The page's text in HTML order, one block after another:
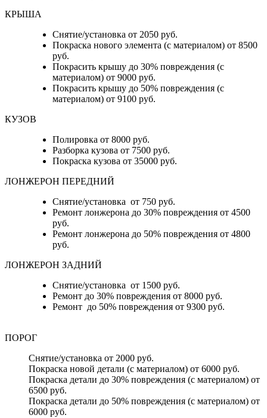
КРЫША
Снятие/установка от 2050 руб.
Покраска нового элемента (с материалом) от 8500
руб.
Покрасить крышу до 30% повреждения (с
материалом) от 9000 руб.
Покрасить крышу до 50% повреждения (с
материалом) от 9100 руб.
КУЗОВ
Полировка от 8000 руб.
Разборка кузова от 7500 руб.
Покраска кузова от 35000 руб.
ЛОНЖЕРОН ПЕРЕДНИЙ
Снятие/установка от 750 руб.
Ремонт лонжерона до 30% повреждения от 4500
руб.
Ремонт лонжерона до 50% повреждения от 4800
руб.
ЛОНЖЕРОН ЗАДНИЙ
Снятие/установка от 1500 руб.
Ремонт до 30% повреждения от 8000 руб.
Ремонт до 50% повреждения от 9300 руб.
ПОРОГ
Снятие/установка от 2000 руб.
Покраска новой детали (с материалом) от 6000 руб.
Покраска детали до 30% повреждения (с материалом) от
6500 руб.
Покраска детали до 50% повреждения (с материалом) от
6000 руб.